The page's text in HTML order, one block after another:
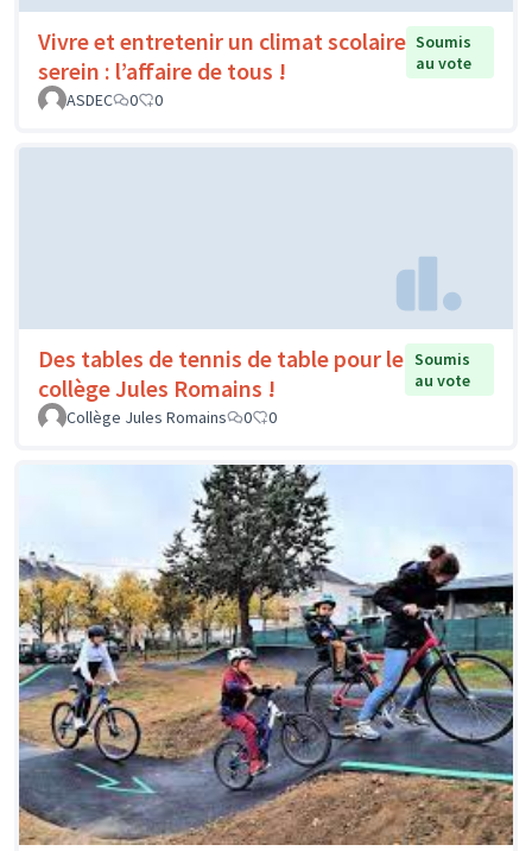
Vivre et entretenir un climat scolaire
serein : l’affaire de tous !
Soumis
au vote
ASDEC
0 0
Des tables de tennis de table pour le
collège Jules Romains !
Soumis
au vote
Collège Jules Romains
0 0